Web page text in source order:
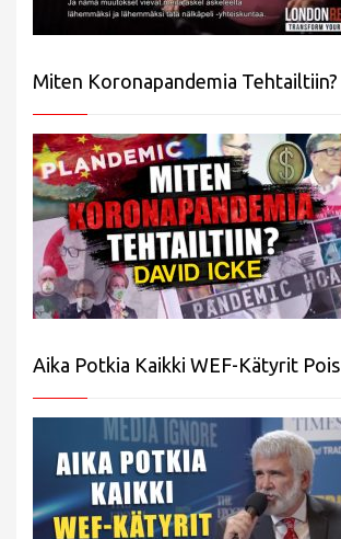
Miten Koronapandemia Tehtailtiin?
Aika Potkia Kaikki WEF-Kätyrit Pois